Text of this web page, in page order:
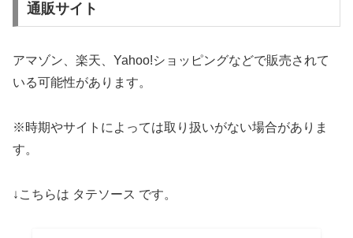
通販サイト
アマゾン、楽天、Yahoo!ショッピングなどで販売されて
いる可能性があります。
※時期やサイトによっては取り扱いがない場合がありま
す。
↓こちらは タテソース です。